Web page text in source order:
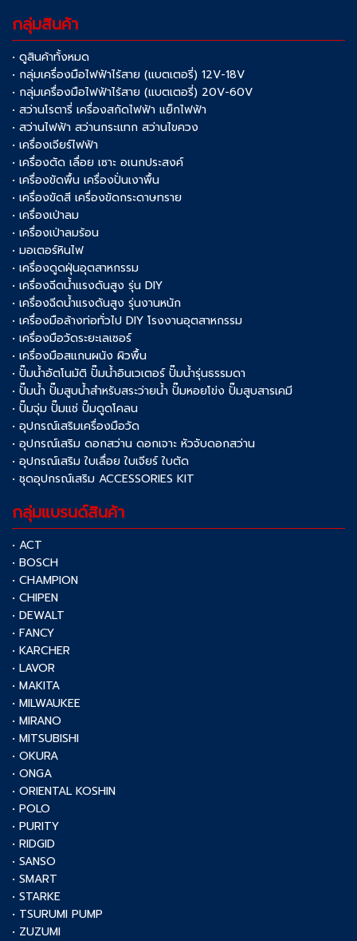
กลุ่มสินค้า
• ดูสินค้าทั้งหมด
• กลุ่มเครื่องมือไฟฟ้าไร้สาย (แบตเตอรี่) 12V-18V
• กลุ่มเครื่องมือไฟฟ้าไร้สาย (แบตเตอรี่) 20V-60V
• สว่านโรตารี่ เครื่องสกัดไฟฟ้า แย็กไฟฟ้า
• สว่านไฟฟ้า สว่านกระแทก สว่านไขควง
• เครื่องเจียร์ไฟฟ้า
• เครื่องตัด เลื่อย เซาะ อเนกประสงค์
• เครื่องขัดพื้น เครื่องปั่นเงาพื้น
• เครื่องขัดสี เครื่องขัดกระดาษทราย
• เครื่องเป่าลม
• เครื่องเป่าลมร้อน
• มอเตอร์หินไฟ
• เครื่องดูดฝุ่นอุตสาหกรรม
• เครื่องฉีดน้ำแรงดันสูง รุ่น DIY
• เครื่องฉีดน้ำแรงดันสูง รุ่นงานหนัก
• เครื่องมือล้างท่อทั่วไป DIY โรงงานอุตสาหกรรม
• เครื่องมือวัดระยะเลเซอร์
• เครื่องมือสแกนผนัง ผิวพื้น
• ปั๊มน้ำอัตโนมัติ ปั๊มน้ำอินเวเตอร์ ปั๊มน้ำรุ่นธรรมดา
• ปั๊มน้ำ ปั๊มสูบน้ำสำหรับสระว่ายน้ำ ปั๊มหอยโข่ง ปั๊มสูบสารเคมี
• ปั๊มจุ่ม ปั๊มแช่ ปั๊มดูดโคลน
• อุปกรณ์เสริมเครื่องมือวัด
• อุปกรณ์เสริม ดอกสว่าน ดอกเจาะ หัวจับดอกสว่าน
• อุปกรณ์เสริม ใบเลื่อย ใบเจียร์ ใบตัด
• ชุดอุปกรณ์เสริม ACCESSORIES KIT
กลุ่มแบรนด์สินค้า
• ACT
• BOSCH
• CHAMPION
• CHIPEN
• DEWALT
• FANCY
• KARCHER
• LAVOR
• MAKITA
• MILWAUKEE
• MIRANO
• MITSUBISHI
• OKURA
• ONGA
• ORIENTAL KOSHIN
• POLO
• PURITY
• RIDGID
• SANSO
• SMART
• STARKE
• TSURUMI PUMP
• ZUZUMI